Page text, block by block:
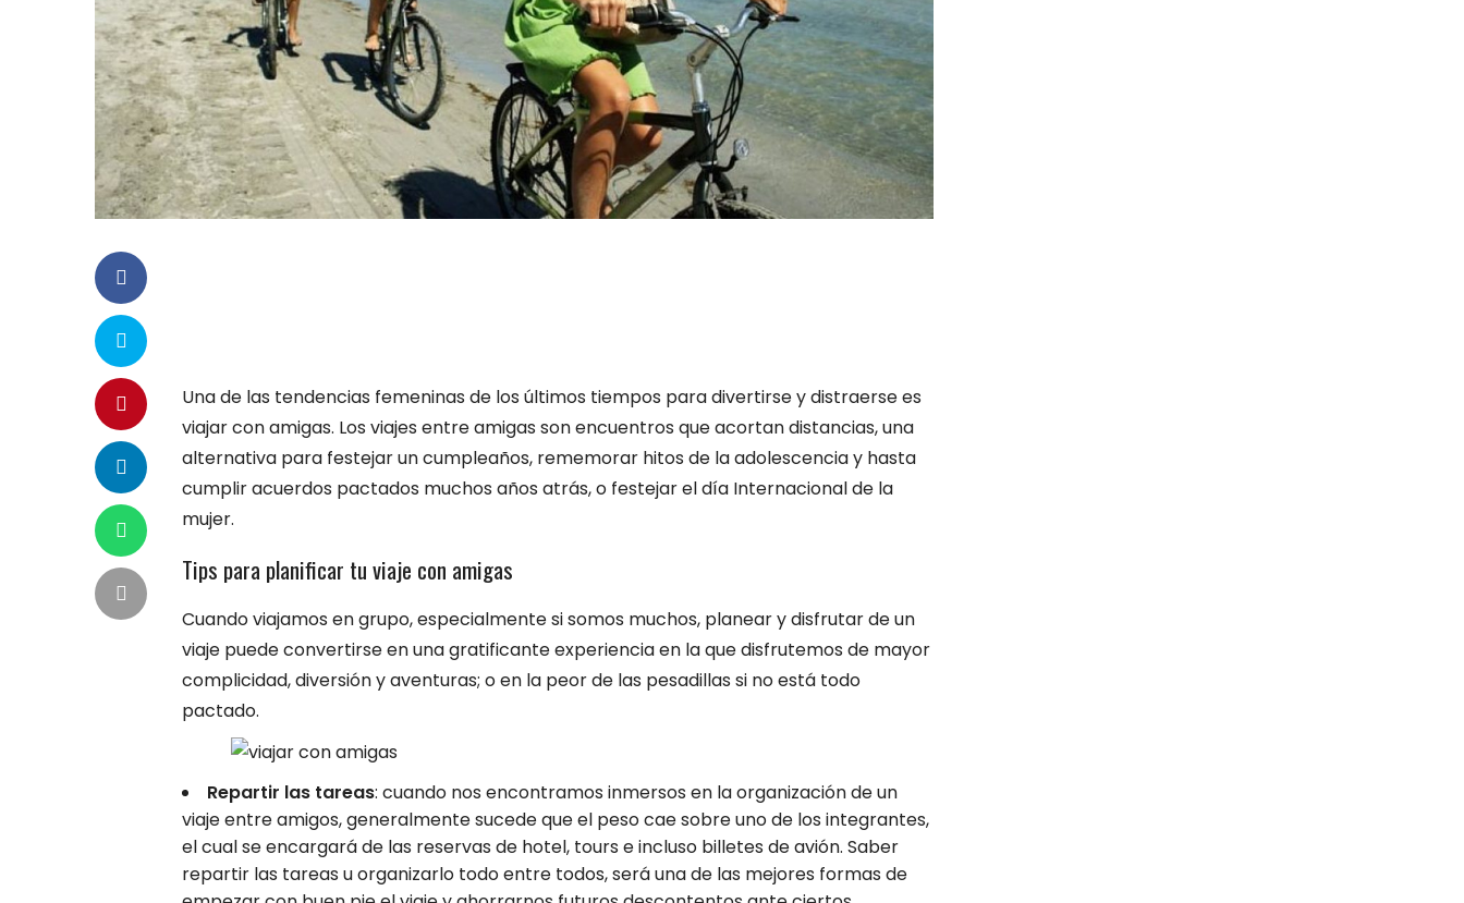
Una de las tendencias femeninas de los últimos tiempos para divertirse y distraerse es
viajar con amigas. Los viajes entre amigas son encuentros que acortan distancias, una
alternativa para festejar un cumpleaños, rememorar hitos de la adolescencia y hasta
cumplir acuerdos pactados muchos años atrás, o festejar el día Internacional de la
mujer.
Tips para planificar tu viaje con amigas
Cuando viajamos en grupo, especialmente si somos muchos, planear y disfrutar de un
viaje puede convertirse en una gratificante experiencia en la que disfrutemos de mayor
complicidad, diversión y aventuras; o en la peor de las pesadillas si no está todo
pactado.
Repartir las tareas: cuando nos encontramos inmersos en la organización de un
viaje entre amigos, generalmente sucede que el peso cae sobre uno de los integrantes,
el cual se encargará de las reservas de hotel, tours e incluso billetes de avión. Saber
repartir las tareas u organizarlo todo entre todos, será una de las mejores formas de